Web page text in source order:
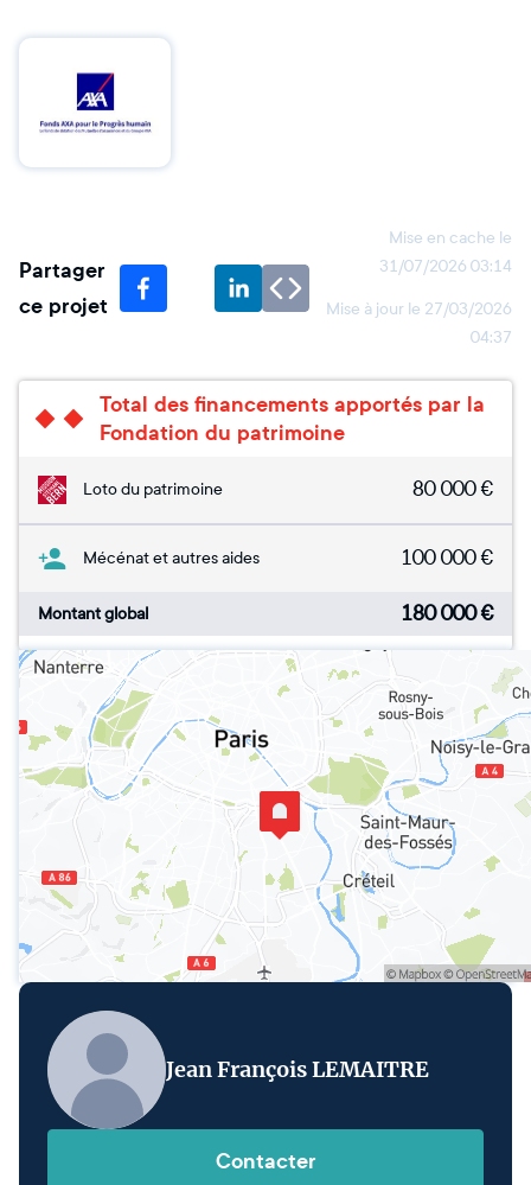
Partager
ce projet
Mise en cache le
31/07/2026 03:14
Mise à jour le 27/03/2026
04:37
Total des financements apportés par la
Fondation du patrimoine
Loto du patrimoine 80 000€
Mécénat et autres aides 100 000€
Montant global 180 000€
Jean François LEMAITRE
Contacter